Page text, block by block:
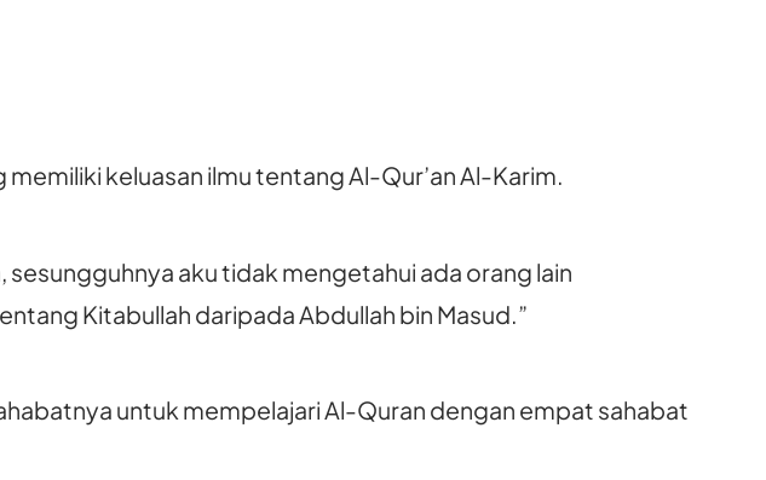
keluasan ilmu tentang Al-Qur’an Al-Karim.
sesungguhnya aku tidak mengetahui ada orang lain
Kitabullah daripada Abdullah bin Masud.”
untuk mempelajari Al-Quran dengan empat sahabat